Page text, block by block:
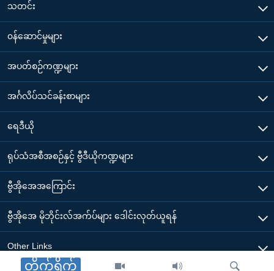
တိုက်ရိုက်
သတင်း
၀န်ဆောင်မှုများ
အပတ်စဉ်ကဏ္ဍများ
အင်္ဂလိပ်သင်ခန်းစာများ
ရေဒီယို
ရုပ်သံအစီအစဉ်နှင့် ဗွီဒီယိုကဏ္ဍများ
ဗွီအိုအေအကြောင်း
ဗွီအိုအေ မိုဘိုင်းလ်အက်ပ်များ ဒေါင်းလုတ်ယူရန်
Other Links